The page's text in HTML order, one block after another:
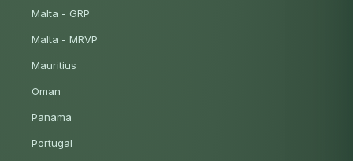
Malta - GRP
Malta - MRVP
Mauritius
Oman
Panama
Portugal